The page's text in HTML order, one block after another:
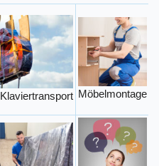
Klaviertransport Möbelmontage